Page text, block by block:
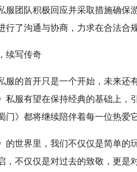
服团队积极回应并采取措施确保
行了沟通与协商，力求在合法合
续写传奇
服的首开只是一个开始，未来
私服有望在保持经典的基础上
门》都将继续陪伴着每一位热爱
的世界里，我们不仅仅是简单的
，不仅仅是对过去的致敬，更